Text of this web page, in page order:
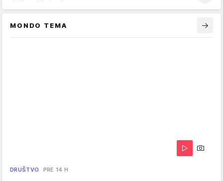
MONDO TEMA
DRUŠTVO PRE 14 H